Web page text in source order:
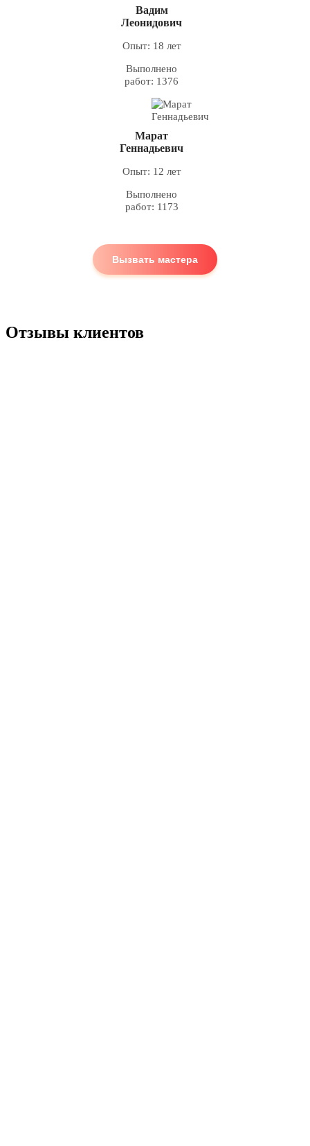
Вадим
Леонидович
Опыт: 18 лет
Выполнено
работ: 1376
Марат
Геннадьевич
Опыт: 12 лет
Выполнено
работ: 1173
Вызвать мастера
Отзывы клиентов